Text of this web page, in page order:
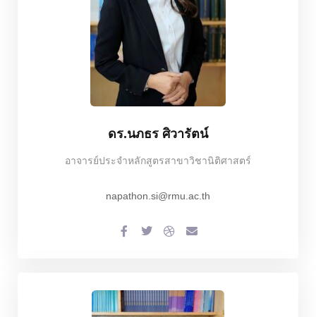
ดร.นภธร ศิวารัตน์
อาจารย์ประจำหลักสูตรสาขาวิชานิติศาสตร์
napathon.si@rmu.ac.th